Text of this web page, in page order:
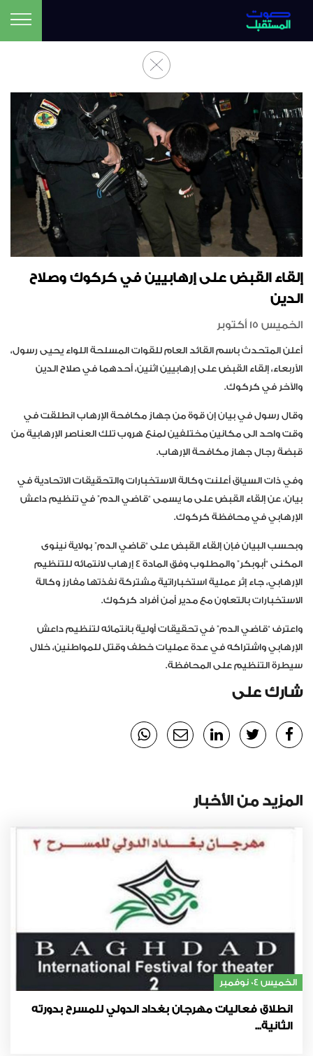
إلقاء القبض على إرهابيين في كركوك وصلاح
الدين
الخميس 15 أكتوبر
أعلن المتحدث باسم القائد العام للقوات المسلحة اللواء يحيى رسول،
الأربعاء، إلقاء القبض على إرهابيين اثنين، أحدهما في صلاح الدين
والآخر في كركوك.
وقال رسول في بيان إن قوة من جهاز مكافحة الإرهاب انطلقت في
وقت واحد الى مكانين مختلفين لمنع هروب تلك العناصر الإرهابية من
قبضة رجال جهاز مكافحة الإرهاب.
وفي ذات السياق أعلنت وكالة الاستخبارات والتحقيقات الاتحادية في
بيان، عن إلقاء القبض على ما يسمى “قاضي الدم” في تنظيم داعش
الإرهابي في محافظة كركوك.
وبحسب البيان فإن إلقاء القبض على “قاضي الدم” بولاية نينوى
المكنى “أبوبكر” والمطلوب وفق المادة 4 إرهاب لانتمائه للتنظيم
الإرهابي، جاء إثر عملية استخباراتية مشتركة نفذتها مفارز وكالة
الاستخبارات بالتعاون مع مدير أمن أفراد كركوك.
واعترف “قاضي الدم” في تحقيقات أولية بانتمائه لتنظيم داعش
الإرهابي واشتراكه في عدة عمليات خطف وقتل للمواطنين، خلال
سيطرة التنظيم على المحافظة.
شارك على
المزيد من الأخبار
الخميس 04 نوفمبر
انطلاق فعاليات مهرجان بغداد الدولي للمسرح بدورته
الثانية...